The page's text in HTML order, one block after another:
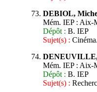
DEBIOL,
Mém. IEP : Aix-
Dépôt : B. IEP
Sujet(s) :
Mém. IEP : Aix-
Dépôt : B. IEP
Sujet(s) :